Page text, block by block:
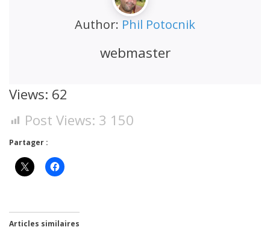
Author: Phil Potocnik
webmaster
Views: 62
Post Views: 3 150
Partager :
Articles similaires